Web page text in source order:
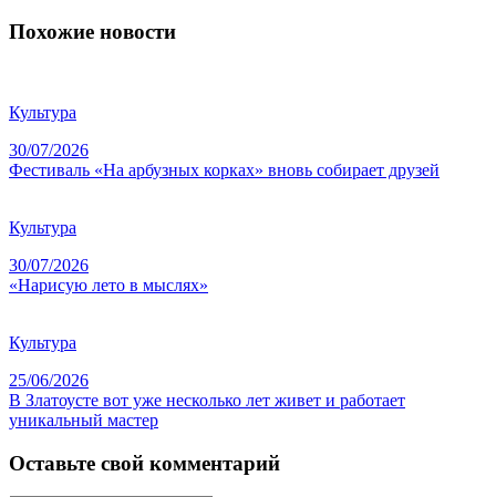
Похожие новости
Культура
30/07/2026
Фестиваль «На арбузных корках» вновь собирает друзей
Культура
30/07/2026
«Нарисую лето в мыслях»
Культура
25/06/2026
В Златоусте вот уже несколько лет живет и работает
уникальный мастер
Оставьте свой комментарий